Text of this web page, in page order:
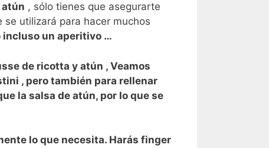
atún , sólo tienes que asegurarte
utilizará para hacer muchos
incluso un aperitivo …
de ricotta y atún , Veamos
, pero también para rellenar
la salsa de atún, por lo que se
lo que necesita. Harás finger